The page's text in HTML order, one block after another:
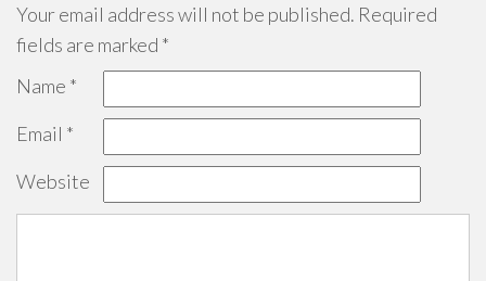
Your email address will not be published. Required
fields are marked *
Name *
Email *
Website